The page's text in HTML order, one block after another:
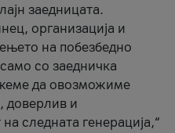
заедницата.
организација и
на побезбедно
со заедничка
да овозможиме
доверлив и
следната генерација,“